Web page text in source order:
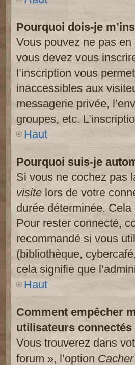
Pourquoi dois-je
Vous pouvez ne pas
vous devez vous
l’inscription vous
inaccessibles aux
messagerie privée,
groupes, etc.
Haut
Pourquoi suis-je
Si vous ne cochez pas
visite lors de votre
durée déterminée.
Pour rester connecté,
recommandé si vous
(bibliothèque,
cela signifie que
Haut
Comment empêcher
utilisateurs connectés
Vous trouverez dans
forum », l’option